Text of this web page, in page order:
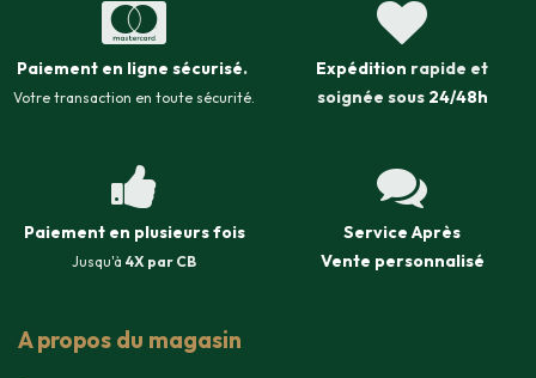
Paiement en ligne sécurisé.
Votre transaction en toute sécurité.
Expédition rapide et
soignée sous 24/48h
Paiement en plusieurs fois
Jusqu'à 4X par CB
Service Après
Vente personnalisé
A propos du magasin